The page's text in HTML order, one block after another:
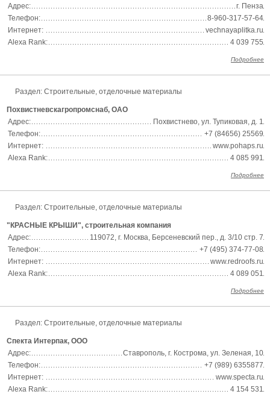
Адрес:
г. Пенза
Телефон:
8-960-317-57-64
Интернет:
vechnayaplitka.ru
Alexa Rank:
4 039 755
Подробнее
Раздел: Строительные, отделочные материалы
Похвистневскагропромснаб, ОАО
Адрес:
Похвистнево, ул. Тупиковая, д. 1
Телефон:
+7 (84656) 25569
Интернет:
www.pohaps.ru
Alexa Rank:
4 085 991
Подробнее
Раздел: Строительные, отделочные материалы
"КРАСНЫЕ КРЫШИ", строительная компания
Адрес:
119072, г. Москва, Берсеневский пер., д. 3/10 стр. 7
Телефон:
+7 (495) 374-77-08
Интернет:
www.redroofs.ru
Alexa Rank:
4 089 051
Подробнее
Раздел: Строительные, отделочные материалы
Спекта Интерпак, ООО
Адрес:
Ставрополь, г. Кострома, ул. Зеленая, 10
Телефон:
+7 (989) 6355877
Интернет:
www.specta.ru
Alexa Rank:
4 154 531